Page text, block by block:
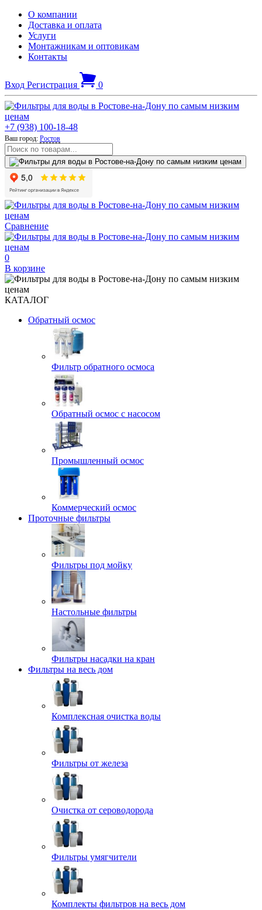
О компании
Доставка и оплата
Услуги
Монтажникам и оптовикам
Контакты
Вход Регистрация 0
+7 (938) 100-18-48
Ваш город: Ростов
Сравнение
0
В корзине
КАТАЛОГ
Обратный осмос
Фильтр обратного осмоса
Обратный осмос с насосом
Промышленный осмос
Коммерческий осмос
Проточные фильтры
Фильтры под мойку
Настольные фильтры
Фильтры насадки на кран
Фильтры на весь дом
Комплексная очистка воды
Фильтры от железа
Очистка от сероводорода
Фильтры умягчители
Комплекты фильтров на весь дом